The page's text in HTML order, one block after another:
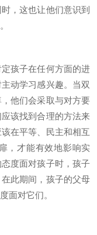
，这也让他们意识到
孩子在任何方面的进
动学习感兴趣。当双
他们会采取与对方要
该找到合理的方法来
在平等、民主和相互
，才能有效地影响实
度面对孩子时，孩子
此期间，孩子的父母
面对它们。